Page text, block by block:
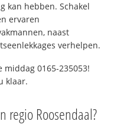
kan hebben. Schakel
ervaren
naast
verhelpen.
middag 0165-235053!
klaar.
regio Roosendaal?